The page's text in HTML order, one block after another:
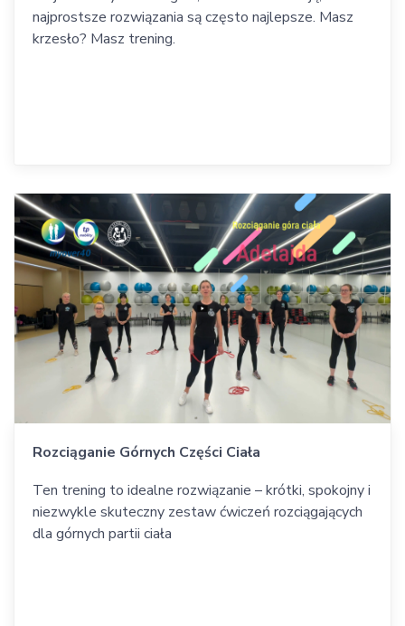
najprostsze rozwiązania są często najlepsze. Masz
krzesło? Masz trening.
Rozciąganie Górnych Części Ciała
Ten trening to idealne rozwiązanie – krótki, spokojny i
niezwykle skuteczny zestaw ćwiczeń rozciągających
dla górnych partii ciała